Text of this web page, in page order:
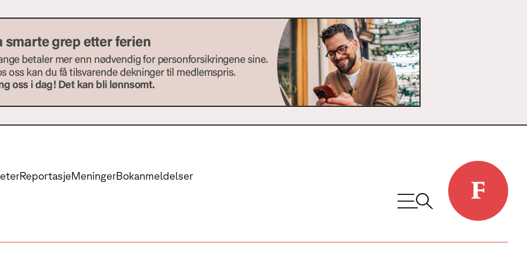
ReportasjeMeningerBokanmeldelser